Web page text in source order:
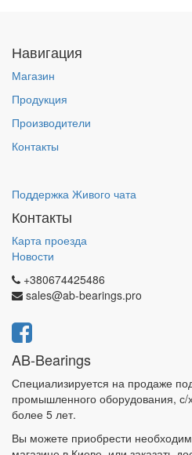
Навигация
Магазин
Продукция
Производители
Контакты
Поддержка Живого чата
Контакты
Карта проезда
Новости
+380674425486
sales@ab-bearings.pro
AB-Bearings
Специализируется на продаже
промышленного оборудования, с/
более 5 лет.
Вы можете приобрести